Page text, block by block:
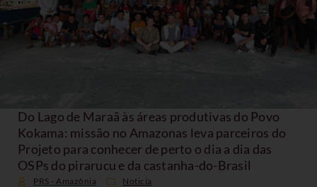
Do Lago de Maraã às áreas produtivas do Povo
Kokama: missão no Amazonas leva parceiros do
Projeto para conhecer de perto o dia a dia das
OSPs do pirarucu e da castanha-do-Brasil
PRS - Amazônia Noticia